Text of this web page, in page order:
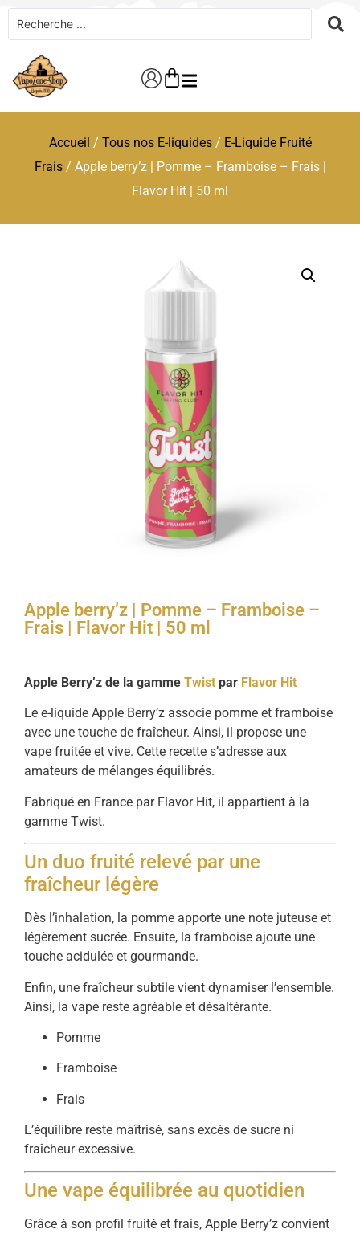
Accueil / Tous nos E-liquides/ E-Liquide Fruité
Frais/ Apple berry’z | Pomme – Framboise – Frais |
Flavor Hit | 50 ml
Apple berry’z | Pomme – Framboise –
Frais | Flavor Hit | 50 ml
Apple Berry’z de la gamme Twist par Flavor Hit
Le e-liquide Apple Berry’z associe pomme et framboise
avec une touche de fraîcheur. Ainsi, il propose une
vape fruitée et vive. Cette recette s’adresse aux
amateurs de mélanges équilibrés.
Fabriqué en France par Flavor Hit, il appartient à la
gamme Twist.
Un duo fruité relevé par une
fraîcheur légère
Dès l’inhalation, la pomme apporte une note juteuse et
légèrement sucrée. Ensuite, la framboise ajoute une
touche acidulée et gourmande.
Enfin, une fraîcheur subtile vient dynamiser l’ensemble.
Ainsi, la vape reste agréable et désaltérante.
Pomme
Framboise
Frais
L’équilibre reste maîtrisé, sans excès de sucre ni
fraîcheur excessive.
Une vape équilibrée au quotidien
Grâce à son profil fruité et frais, Apple Berry’z convient